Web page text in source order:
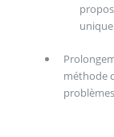
méthode